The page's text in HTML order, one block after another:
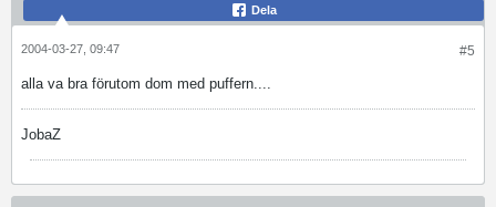
Dela
#5
2004-03-27, 09:47
alla va bra förutom dom med puffern....
JobaZ